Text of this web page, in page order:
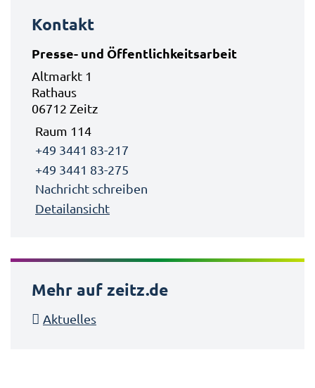
Kontakt
Presse- und Öffentlichkeitsarbeit
Altmarkt 1
Rathaus
06712 Zeitz
Raum 114
+49 3441 83-217
+49 3441 83-275
Nachricht schreiben
Detailansicht
Mehr auf zeitz.de
Aktuelles